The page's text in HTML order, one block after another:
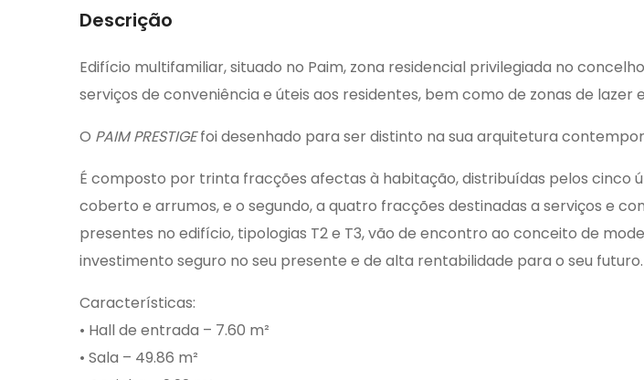
Descrição
Edifício multifamiliar, situado no Paim, zona residencial privilegiada no
serviços de conveniência e úteis aos residentes, bem como de zonas de
O PAIM PRESTIGEfoi desenhado para ser distinto na sua arquitetura
É composto por trinta fracções afectas à habitação, distribuídas pelos cinco
coberto e arrumos, e o segundo, a quatro fracções destinadas a serviços e
presentes no edifício, tipologias T2 e T3, vão de encontro ao conceito de
investimento seguro no seu presente e de alta rentabilidade para o seu futuro.
Características:
• Hall de entrada – 7.60 m²
• Sala – 49.86 m²